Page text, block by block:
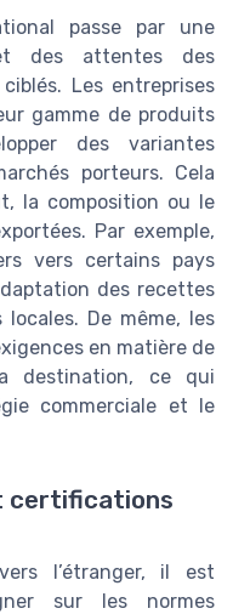
passe par une
des attentes des
Les entreprises
gamme de produits
des variantes
porteurs. Cela
la composition ou le
Par exemple,
vers certains pays
des recettes
De même, les
en matière de
destination, ce qui
commerciale et le
certifications
l’étranger, il est
sur les normes